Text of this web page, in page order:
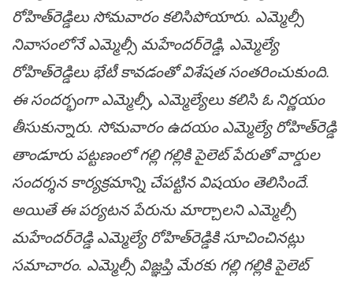
రోహిత్‌రెడ్డిలు సోమ‌వారం క‌లిసిపోయారు. ఎమ్మెల్సీ
నివాసంలోనే ఎమ్మెల్సీ మ‌హేంద‌ర్‌రెడ్డి, ఎమ్మెల్యే
రోహిత్‌రెడ్డిలు భేటీ కావ‌డంతో విశేష‌త సంత‌రించుకుంది.
ఈ సంద‌ర్భంగా ఎమ్మెల్సీ, ఎమ్మెల్యేలు క‌లిసి ఓ నిర్ణ‌యం
తీసుకున్నారు. సోమ‌వారం ఉద‌యం ఎమ్మెల్యే రోహిత్‌రెడ్డి
తాండూరు ప‌ట్ట‌ణంలో గ‌ల్లి గ‌ల్లికి పైలెట్ పేరుతో వార్డుల
సంద‌ర్శ‌న కార్య‌క్ర‌మాన్ని చేప‌ట్టిన విష‌యం తెలిసిందే.
అయితే ఈ ప‌ర్య‌ట‌న పేరును మార్చాల‌ని ఎమ్మెల్సీ
మ‌హేంద‌ర్‌రెడ్డి ఎమ్మెల్యే రోహిత్‌రెడ్డికి సూచించిన‌ట్లు
స‌మాచారం. ఎమ్మెల్సీ విజ్ఞ‌ప్తి మేర‌కు గ‌ల్లి గ‌ల్లికి పైలెట్